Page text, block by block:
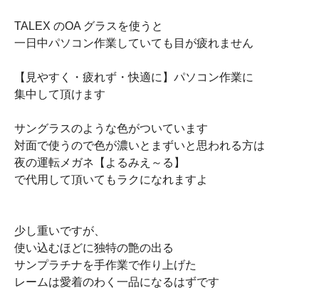
TALEX のOA グラスを使うと
一日中パソコン作業していても目が疲れません
【見やすく・疲れず・快適に】パソコン作業に
集中して頂けます
サングラスのような色がついています
対面で使うので色が濃いとまずいと思われる方は
夜の運転メガネ【よるみえ～る】
で代用して頂いてもラクになれますよ
少し重いですが、
使い込むほどに独特の艶の出る
サンプラチナを手作業で作り上げた
レームは愛着のわく一品になるはずです